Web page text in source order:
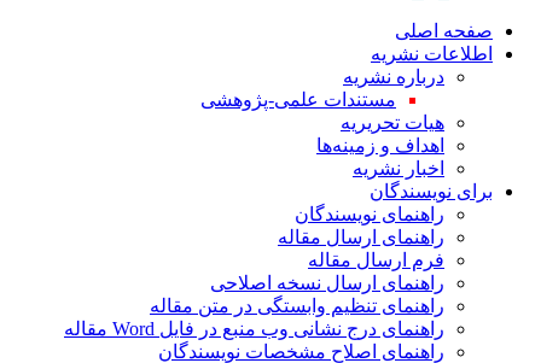
صفحه اصلی
اطلاعات نشریه
درباره نشریه
مستندات علمی-پژوهشی
هیات تحریریه
اهداف و زمینه‌ها
اخبار نشریه
برای نویسندگان
راهنمای نویسندگان
راهنمای ارسال مقاله
فرم ارسال مقاله
راهنمای ارسال نسخه اصلاحی
راهنمای تنظیم وابستگی در متن مقاله
راهنمای درج نشانی وب منبع در فایل Word مقاله
راهنمای اصلاح مشخصات نویسندگان